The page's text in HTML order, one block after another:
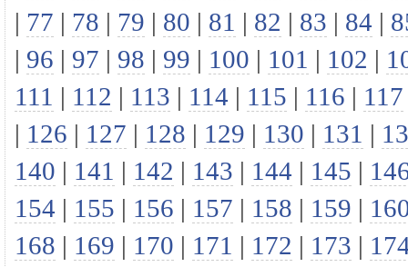
| 77 | 78 | 79 | 80 | 81 | 82 | 83 | 84 |
| 96 | 97 | 98 | 99 | 100 | 101 | 102 |
111 | 112 | 113 | 114 | 115 | 116 | 117
| 126 | 127 | 128 | 129 | 130 | 131 |
140 | 141 | 142 | 143 | 144 | 145 |
154 | 155 | 156 | 157 | 158 | 159 |
168 | 169 | 170 | 171 | 172 | 173 |